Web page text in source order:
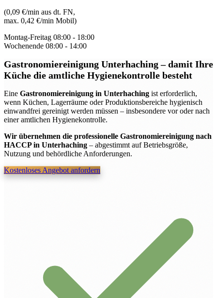
(0,09 €/min aus dt. FN,
max. 0,42 €/min Mobil)
Montag-Freitag 08:00 - 18:00
Wochenende 08:00 - 14:00
Gastronomiereinigung Unterhaching– damit Ihre
Küche die amtliche Hygienekontrolle besteht
Eine Gastronomiereinigung in Unterhaching ist erforderlich,
wenn Küchen, Lagerräume oder Produktionsbereiche hygienisch
einwandfrei gereinigt werden müssen – insbesondere vor oder nach
einer amtlichen Hygienekontrolle.
Wir übernehmen die professionelle Gastronomiereinigung nach
HACCP in Unterhaching – abgestimmt auf Betriebsgröße,
Nutzung und behördliche Anforderungen.
Kostenloses Angebot anfordern